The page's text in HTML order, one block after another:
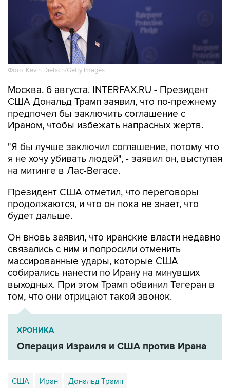
Фото: Kevin Dietsch/Getty Images
Москва. 6 августа. INTERFAX.RU - Президент
США Дональд Трамп заявил, что по-прежнему
предпочел бы заключить соглашение с
Ираном, чтобы избежать напрасных жертв.
"Я бы лучше заключил соглашение, потому что
я не хочу убивать людей", - заявил он, выступая
на митинге в Лас-Вегасе.
Президент США отметил, что переговоры
продолжаются, и что он пока не знает, что
будет дальше.
Он вновь заявил, что иранские власти недавно
связались с ним и попросили отменить
массированные удары, которые США
собирались нанести по Ирану на минувших
выходных. При этом Трамп обвинил Тегеран в
том, что они отрицают такой звонок.
ХРОНИКА
Операция Израиля и США против Ирана
США Иран Дональд Трамп